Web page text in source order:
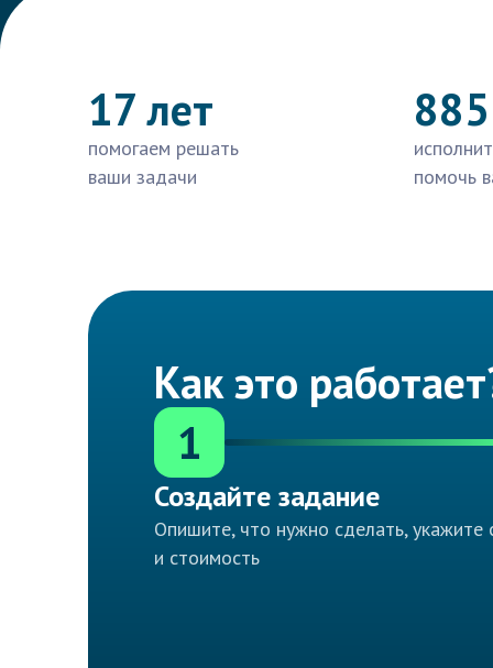
17 лет
помогаем решать
ваши задачи
помочь
Как это
1
Создайте задание
Опишите, что нужно сделать, укажите
и стоимость